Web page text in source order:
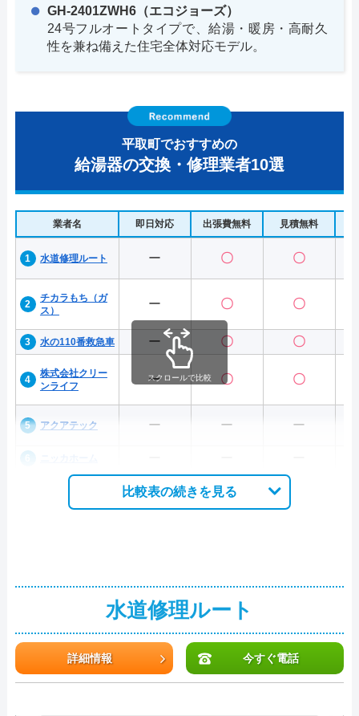
GH-2401ZWH6（エコジョーズ）
24号フルオートタイプで、給湯・暖房・高耐久
性を兼ね備えた住宅全体対応モデル。
平取町でおすすめの
給湯器の交換・修理業者10選
業者名 即日対応 出張費無料 見積無料
水道修理ルート ー 〇 〇
チカラもち（ガ
ス）
ー 〇 〇
水の110番救急車 ー 〇 〇
株式会社クリー
ンライフ
ー 〇 〇
アクアテック ー ー ー
スクロールで比較
比較表の続きを見る
水道修理ルート
詳細情報 今すぐ電話